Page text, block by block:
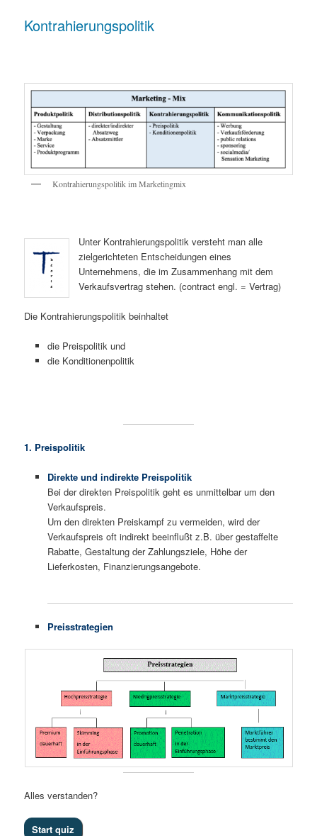
Kontrahierungspolitik
Kontrahierungspolitik im Marketingmix
Unter Kontrahierungspolitik versteht man alle
zielgerichteten Entscheidungen eines
Unternehmens, die im Zusammenhang mit dem
Verkaufsvertrag stehen. (contract engl. = Vertrag)
Die Kontrahierungspolitik beinhaltet
die Preispolitik und
die Konditionenpolitik
1. Preispolitik
Direkte und indirekte Preispolitik
Bei der direkten Preispolitik geht es unmittelbar um den
Verkaufspreis.
Um den direkten Preiskampf zu vermeiden, wird der
Verkaufspreis oft indirekt beeinflußt z.B. über gestaffelte
Rabatte, Gestaltung der Zahlungsziele, Höhe der
Lieferkosten, Finanzierungsangebote.
Preisstrategien
Alles verstanden?